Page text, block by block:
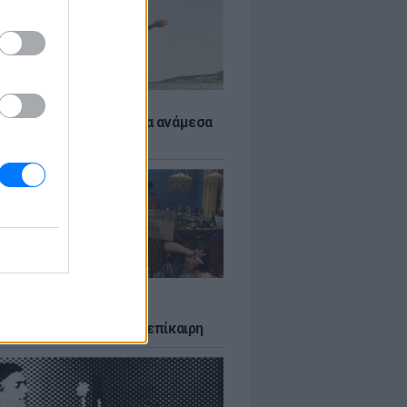
αποφύγεις το σύγκαμα ανάμεσα
και παραμένει επίκαιρη